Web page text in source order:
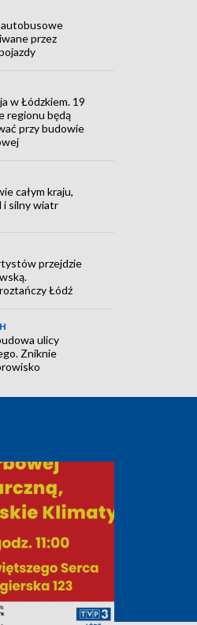
przez
w Łódzkiem. 19
regionu będą
przy budowie
całym kraju,
i silny wiatr
przejdzie
Łódź
ulicy
Zniknie